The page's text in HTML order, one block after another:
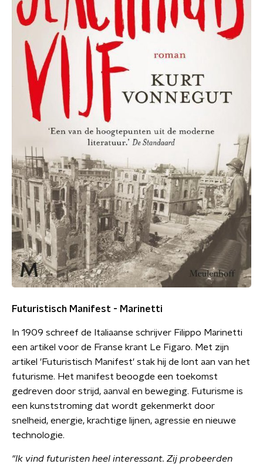
Futuristisch Manifest - Marinetti
In 1909 schreef de Italiaanse schrijver Filippo Marinetti
een artikel voor de Franse krant Le Figaro. Met zijn
artikel 'Futuristisch Manifest' stak hij de lont aan van het
futurisme. Het manifest beoogde een toekomst
gedreven door strijd, aanval en beweging. Futurisme is
een kunststroming dat wordt gekenmerkt door
snelheid, energie, krachtige lijnen, agressie en nieuwe
technologie.
"Ik vind futuristen heel interessant. Zij probeerden